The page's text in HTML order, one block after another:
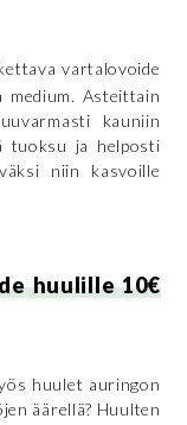
vartalovoide
medium. Asteittain
kauniin
tuoksu ja helposti
niin kasvoille
huulille 10€
huulet auringon
äärellä? Huulten